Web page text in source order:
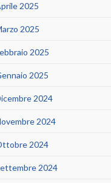
2025
2025
2025
2025
2024
2024
2024
2024